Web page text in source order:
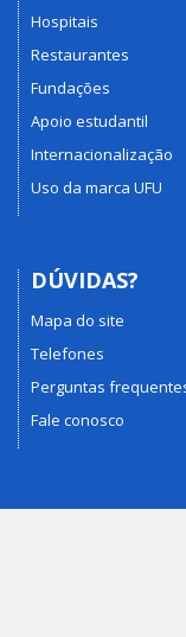
Hospitais
Restaurantes
Fundações
Apoio estudantil
Internacionalização
Uso da marca UFU
DÚVIDAS?
Mapa do site
Telefones
Perguntas
Fale conosco